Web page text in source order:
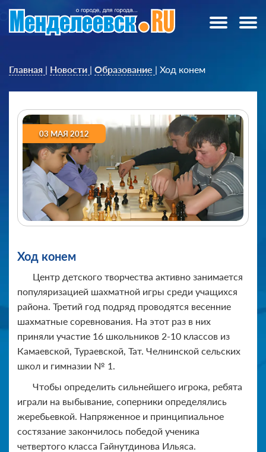
Главная | Новости | Образование | Ход конем
03 МАЯ 2012
Ход конем
Центр детского творчества активно занимается
популяризацией шахматной игры среди учащихся
района. Третий год подряд проводятся весенние
шахматные соревнования. На этот раз в них
приняли участие 16 школьников 2-10 классов из
Камаевской, Тураевской, Тат. Челнинской сельских
школ и гимназии № 1.
Чтобы определить сильнейшего игрока, ребята
играли на выбывание, соперники определялись
жеребьевкой. Напряженное и принципиальное
состязание закончилось победой ученика
четвертого класса Гайнутдинова Ильяса.